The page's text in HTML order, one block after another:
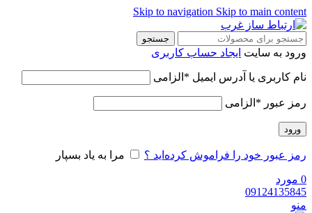
Skip to navigation Skip to main content
جستجو
ورود به سایت ایجاد حساب کاربری
نام کاربری یا آدرس ایمیل * الزامی
رمز عبور * الزامی
ورود
رمز عبور خود را فراموش کرده‌اید ؟ مرا به یاد بسپار
0 مورد
09124135845
منو